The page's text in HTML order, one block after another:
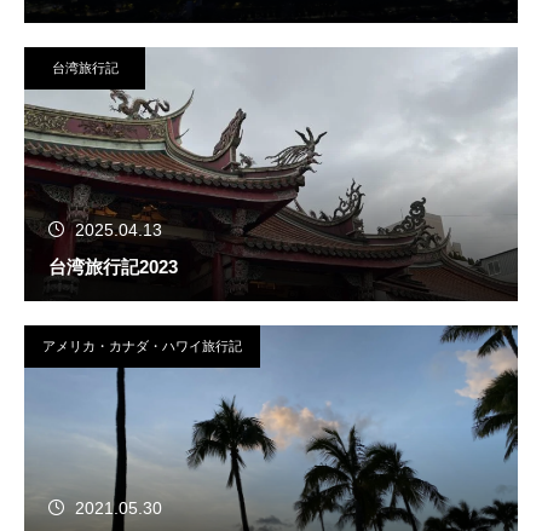
台湾旅行記
2025.04.13
台湾旅行記2023
アメリカ・カナダ・ハワイ旅行記
2021.05.30